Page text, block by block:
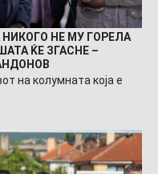
НЕ МУ ГОРЕЛА
ЌЕ ЗГАСНЕ –
на колумната која е